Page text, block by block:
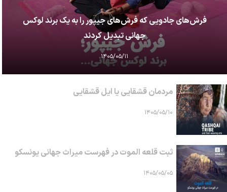
فرش‌های جادویی که فرش‌های جیپور را به یک برند لوکس
جهانی تبدیل کردند
۱۴۰۵/۰۵/۱۱
مردمان قشقایی یا ایل قشقایی
۱۴۰۵/۰۵/۱۰
ثبت قلعه الموت در فهرست میراث جهانی یونسکو
۱۴۰۵/۰۵/۰۵